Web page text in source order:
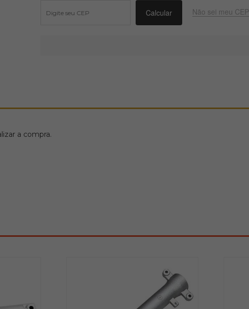
Não sei meu CEP
a compra.